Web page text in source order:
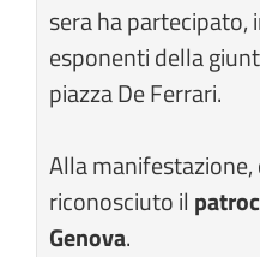
sera ha partecipato,
esponenti della
piazza De Ferrari.
Alla manifestazione,
riconosciuto il
Genova.